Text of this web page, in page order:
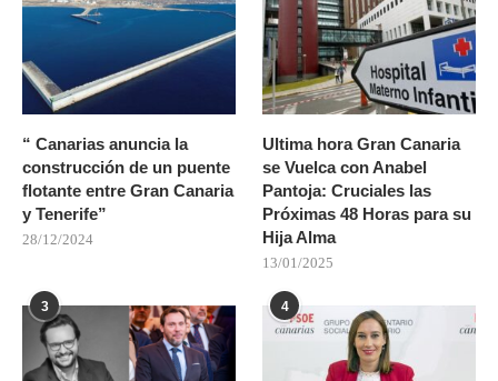
“ Canarias anuncia la
construcción de un puente
flotante entre Gran Canaria
y Tenerife”
28/12/2024
Ultima hora Gran Canaria
se Vuelca con Anabel
Pantoja: Cruciales las
Próximas 48 Horas para su
Hija Alma
13/01/2025
3 4